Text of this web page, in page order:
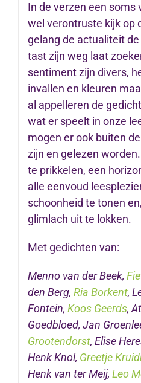
In de verzen een soms
wel verontruste kijk op
gelang de actualiteit
tast zijn weg laat
sentiment zijn divers,
invallen en kleuren
al appelleren de
wat er speelt in onze
mogen er ook buiten
zijn en gelezen
te prikkelen, een
alle eenvoud
schoonheid te tonen
glimlach uit te lokken.
Met gedichten van:
Menno van der Beek,
den Berg, Ria Borkent,
Fontein, Koos Geerds,
Goedbloed, Jan
Grootendorst, Elise
Henk Knol, Greetje
Henk van ter Meij, Leo